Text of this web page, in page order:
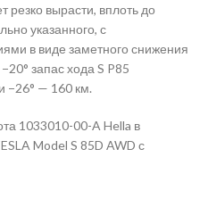
резко вырасти, вплоть до
указанного, с
в виде заметного снижения
запас хода S P85
−26° — 160 км.
1033010-00-A Hella в
Model S 85D AWD с